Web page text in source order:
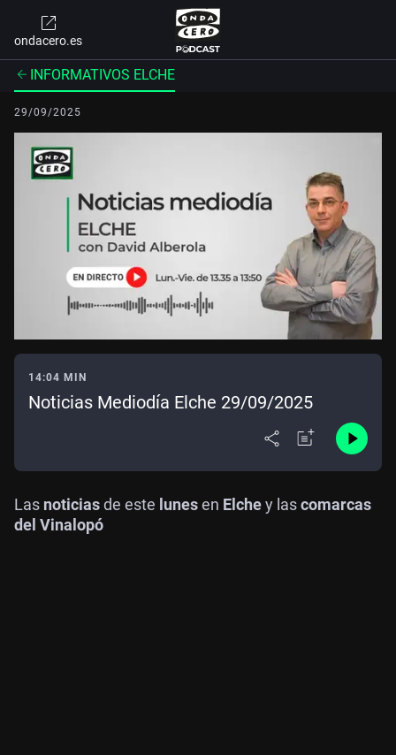
ondacero.es
INFORMATIVOS ELCHE
29/09/2025
14:04 MIN
Noticias Mediodía Elche 29/09/2025
Las noticiasde este lunesen Elchey lascomarcas
del Vinalopó